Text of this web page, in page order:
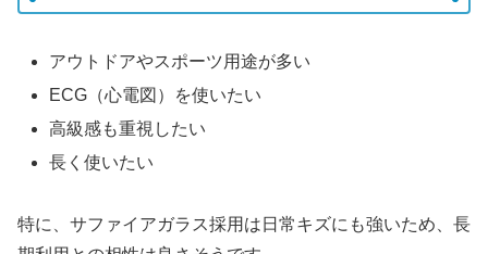
アウトドアやスポーツ用途が多い
ECG（心電図）を使いたい
高級感も重視したい
長く使いたい
特に、サファイアガラス採用は日常キズにも強いため、長